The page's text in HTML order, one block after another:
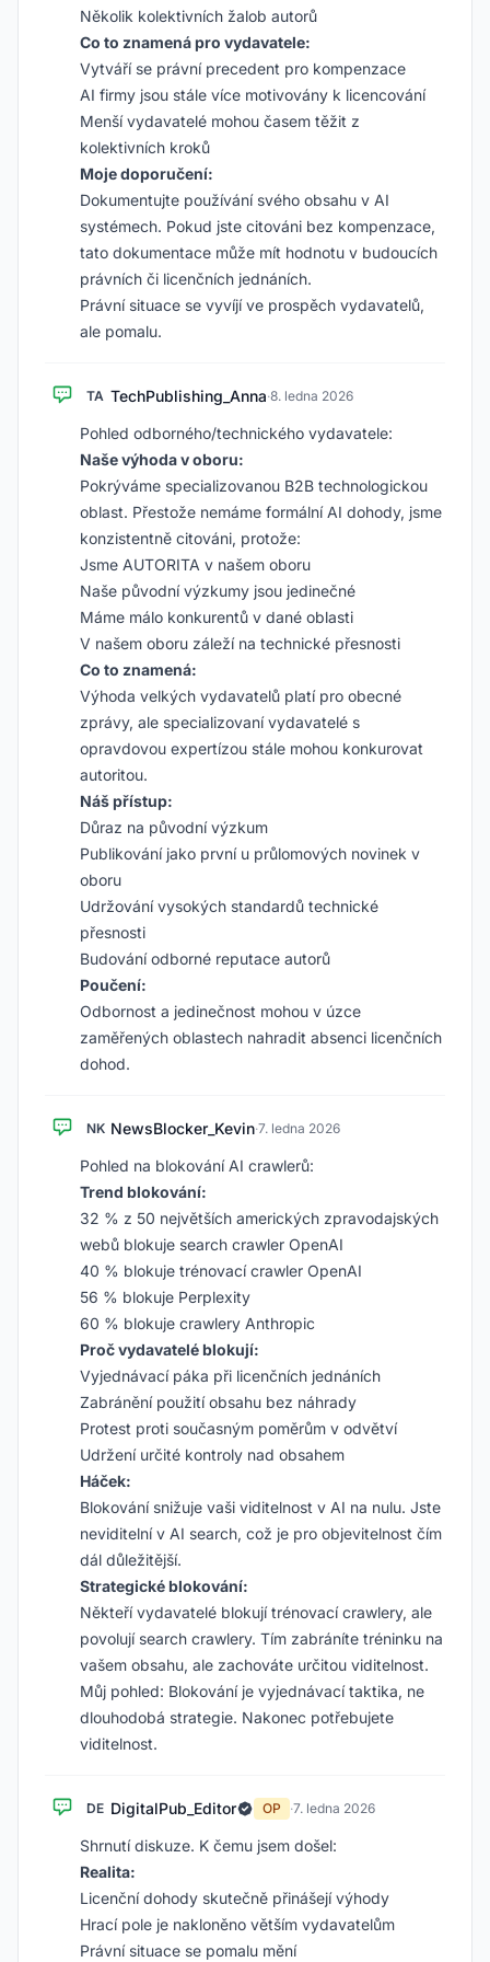
Několik kolektivních žalob autorů
Co to znamená pro vydavatele:
Vytváří se právní precedent pro kompenzace
AI firmy jsou stále více motivovány k licencování
Menší vydavatelé mohou časem těžit z
kolektivních kroků
Moje doporučení:
Dokumentujte používání svého obsahu v AI
systémech. Pokud jste citováni bez kompenzace,
tato dokumentace může mít hodnotu v budoucích
právních či licenčních jednáních.
Právní situace se vyvíjí ve prospěch vydavatelů,
ale pomalu.
TA TechPublishing_Anna·8. ledna 2026
Pohled odborného/technického vydavatele:
Naše výhoda v oboru:
Pokrýváme specializovanou B2B technologickou
oblast. Přestože nemáme formální AI dohody, jsme
konzistentně citováni, protože:
Jsme AUTORITA v našem oboru
Naše původní výzkumy jsou jedinečné
Máme málo konkurentů v dané oblasti
V našem oboru záleží na technické přesnosti
Co to znamená:
Výhoda velkých vydavatelů platí pro obecné
zprávy, ale specializovaní vydavatelé s
opravdovou expertízou stále mohou konkurovat
autoritou.
Náš přístup:
Důraz na původní výzkum
Publikování jako první u průlomových novinek v
oboru
Udržování vysokých standardů technické
přesnosti
Budování odborné reputace autorů
Poučení:
Odbornost a jedinečnost mohou v úzce
zaměřených oblastech nahradit absenci licenčních
dohod.
NK NewsBlocker_Kevin·7. ledna 2026
Pohled na blokování AI crawlerů:
Trend blokování:
32 % z 50 největších amerických zpravodajských
webů blokuje search crawler OpenAI
40 % blokuje trénovací crawler OpenAI
56 % blokuje Perplexity
60 % blokuje crawlery Anthropic
Proč vydavatelé blokují:
Vyjednávací páka při licenčních jednáních
Zabránění použití obsahu bez náhrady
Protest proti současným poměrům v odvětví
Udržení určité kontroly nad obsahem
Háček:
Blokování snižuje vaši viditelnost v AI na nulu. Jste
neviditelní v AI search, což je pro objevitelnost čím
dál důležitější.
Strategické blokování:
Někteří vydavatelé blokují trénovací crawlery, ale
povolují search crawlery. Tím zabráníte tréninku na
vašem obsahu, ale zachováte určitou viditelnost.
Můj pohled: Blokování je vyjednávací taktika, ne
dlouhodobá strategie. Nakonec potřebujete
viditelnost.
DE DigitalPub_Editor OP ·7. ledna 2026
Shrnutí diskuze. K čemu jsem došel:
Realita:
Licenční dohody skutečně přinášejí výhody
Hrací pole je nakloněno větším vydavatelům
Právní situace se pomalu mění